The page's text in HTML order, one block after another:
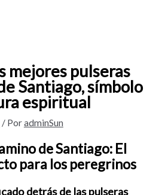
mejores pulseras
Santiago, símbolo
espiritual
/ PoradminSun
de Santiago: El
para los peregrinos
detrás de las pulseras